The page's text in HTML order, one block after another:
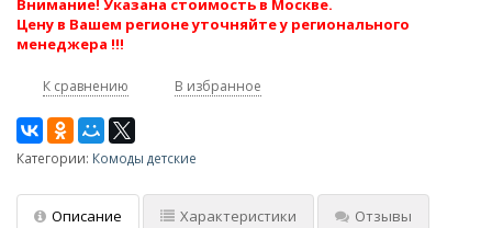
Цену в Вашем регионе уточняйте у регионального
менеджера !!!
К сравнению В избранное
Категории: Комоды детские
Описание Характеристики Отзывы